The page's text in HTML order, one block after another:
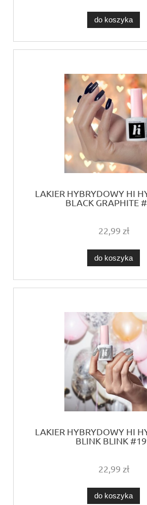
do koszyka
LAKIER HYBRYDOWY HI
BLACK GRAPHITE
22,99 zł
do koszyka
LAKIER HYBRYDOWY HI
BLINK BLINK
22,99 zł
do koszyka